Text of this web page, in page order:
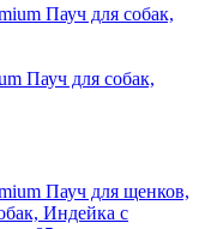
Пауч для собак,